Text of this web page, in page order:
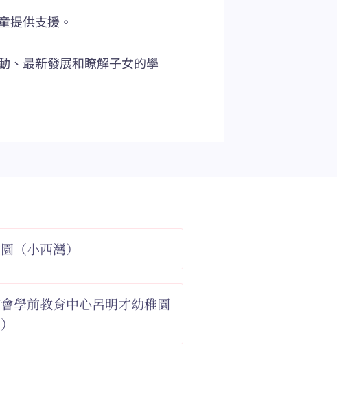
提供支援。
、最新發展和瞭解子女的學
（小西灣）
學前教育中心呂明才幼稚園